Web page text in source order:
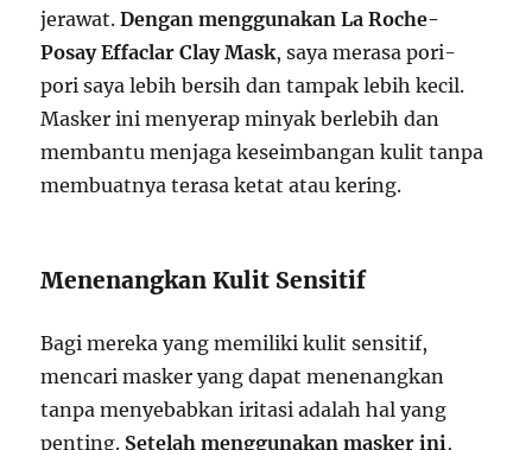
jerawat.Dengan menggunakan La Roche-
Posay Effaclar Clay Mask, saya merasa pori-
pori saya lebih bersih dan tampak lebih kecil.
Masker ini menyerap minyak berlebih dan
membantu menjaga keseimbangan kulit tanpa
membuatnya terasa ketat atau kering.
Menenangkan Kulit Sensitif
Bagi mereka yang memiliki kulit sensitif,
mencari masker yang dapat menenangkan
tanpa menyebabkan iritasi adalah hal yang
penting. Setelah menggunakan masker ini,